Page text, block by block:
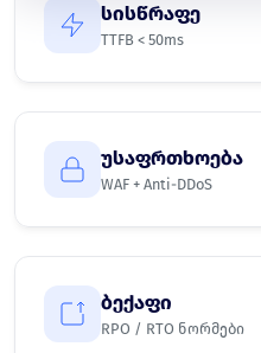
სისწრაფე
TTFB < 50ms
უსაფრთხოება
WAF + Anti-DDoS
ბექაფი
RPO / RTO ნორმები